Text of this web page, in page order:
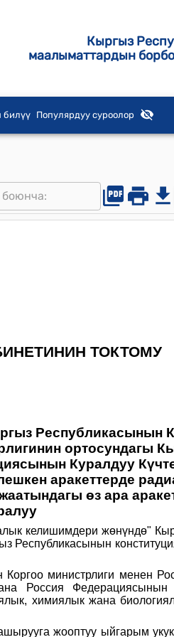
Кыргыз
маалыматтардын
билүү Популярдуу суроолор